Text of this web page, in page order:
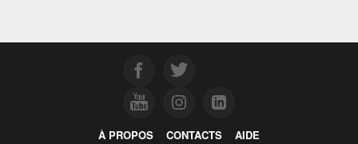
À PROPOS CONTACTS AIDE